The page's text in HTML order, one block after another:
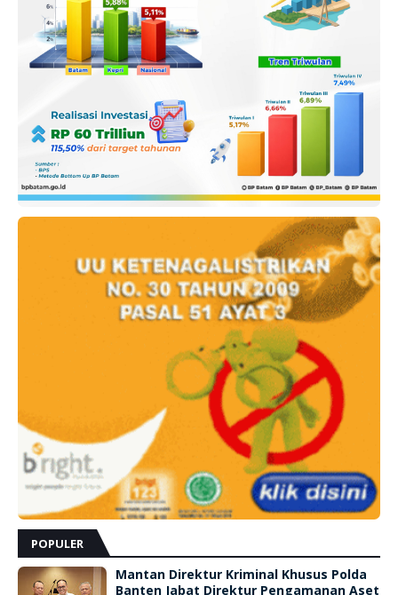
POPULER
Mantan Direktur Kriminal Khusus Polda
Banten Jabat Direktur Pengamanan Aset